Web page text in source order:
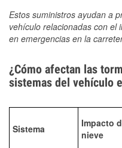
Estos suministros ayudan a
vehículo relacionadas con el
en emergencias en la
¿Cómo afectan las
sistemas del vehículo
Sistema
Impacto
nieve